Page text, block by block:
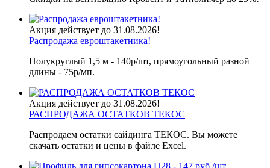
Акция действует до 31.08.2026!
Распродажа евроштакетника!
Полукруглый 1,5 м - 140р/шт, прямоугольный разной
длины - 75р/мп.
Акция действует до 31.08.2026!
РАСПРОДАЖА ОСТАТКОВ ТЕКОС
Распродаем остатки сайдинга ТЕКОС. Вы можете
скачать остатки и цены в файле Excel.